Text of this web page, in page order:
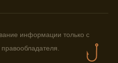
на активность
информации только с